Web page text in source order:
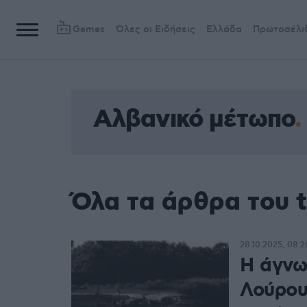
Games Όλες οι Ειδήσεις Ελλάδα
Αλβανικό μέτωπο
Όλα τα άρθρα του
Η
28.10.2025,